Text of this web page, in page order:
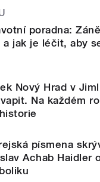
poradna:
a jak je léčit, aby
Nový Hrad v
Na každém
písmena
Achab Haidler